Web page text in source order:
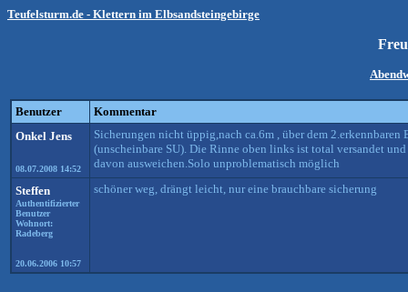
Teufelsturm.de - Klettern im Elbsandsteingebirge
Benutzer
Kommentar
Onkel Jens
08.07.2008 14:52
Sicherungen nicht üppig,nach ca.6m , über dem
(unscheinbare SU). Die Rinne oben links ist total versandet
davon ausweichen.Solo unproblematisch möglich
Steffen
Authentifizierter
Benutzer
Wohnort:
Radeberg
20.06.2006 10:57
schöner weg, drängt leicht, nur eine brauchbare sicherung